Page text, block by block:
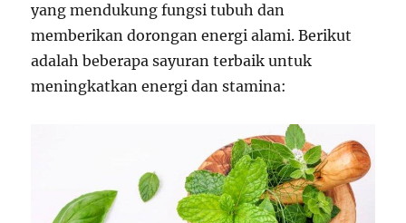
yang mendukung fungsi tubuh dan
memberikan dorongan energi alami. Berikut
adalah beberapa sayuran terbaik untuk
meningkatkan energi dan stamina: